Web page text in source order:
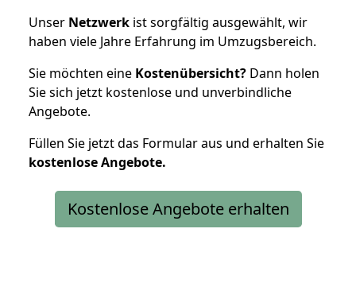
Unser Netzwerk ist sorgfältig ausgewählt, wir
haben viele Jahre Erfahrung im Umzugsbereich.
Sie möchten eine Kostenübersicht? Dann holen
Sie sich jetzt kostenlose und unverbindliche
Angebote.
Füllen Sie jetzt das Formular aus und erhalten Sie
kostenloseAngebote.
Kostenlose Angebote erhalten